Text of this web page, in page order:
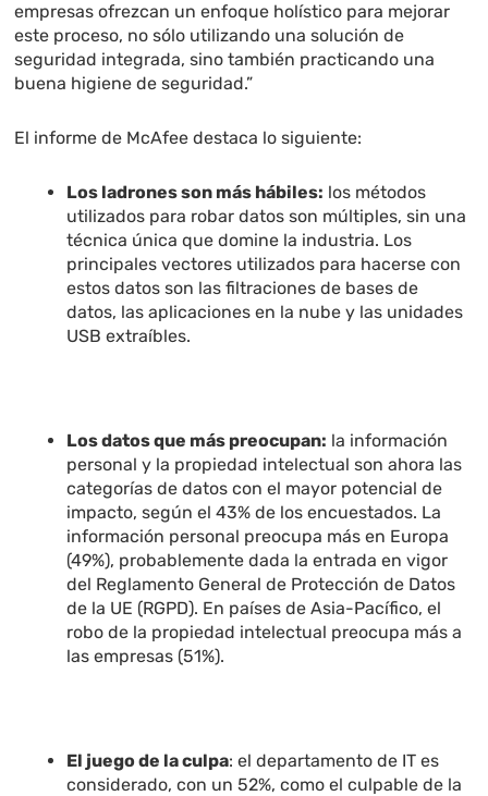
empresas ofrezcan un enfoque holístico para mejorar
este proceso, no sólo utilizando una solución de
seguridad integrada, sino también practicando una
buena higiene de seguridad.”
El informe de McAfeedestaca lo siguiente:
Los ladrones son más hábiles: los métodos
utilizados para robar datos son múltiples, sin una
técnica única que domine la industria. Los
principales vectores utilizados para hacerse con
estos datos son las filtraciones de bases de
datos, las aplicaciones en la nube y las unidades
USB extraíbles.
Los datos que más preocupan: la información
personal y la propiedad intelectual son ahora las
categorías de datos con el mayor potencial de
impacto, según el 43% de los encuestados. La
información personal preocupa más en Europa
(49%), probablemente dada la entrada en vigor
del Reglamento General de Protección de Datos
de la UE (RGPD). En países de Asia-Pacífico, el
robo de la propiedad intelectual preocupa más a
las empresas (51%).
El juego de la culpa: el departamento de IT es
considerado, con un 52%, como el culpable de la